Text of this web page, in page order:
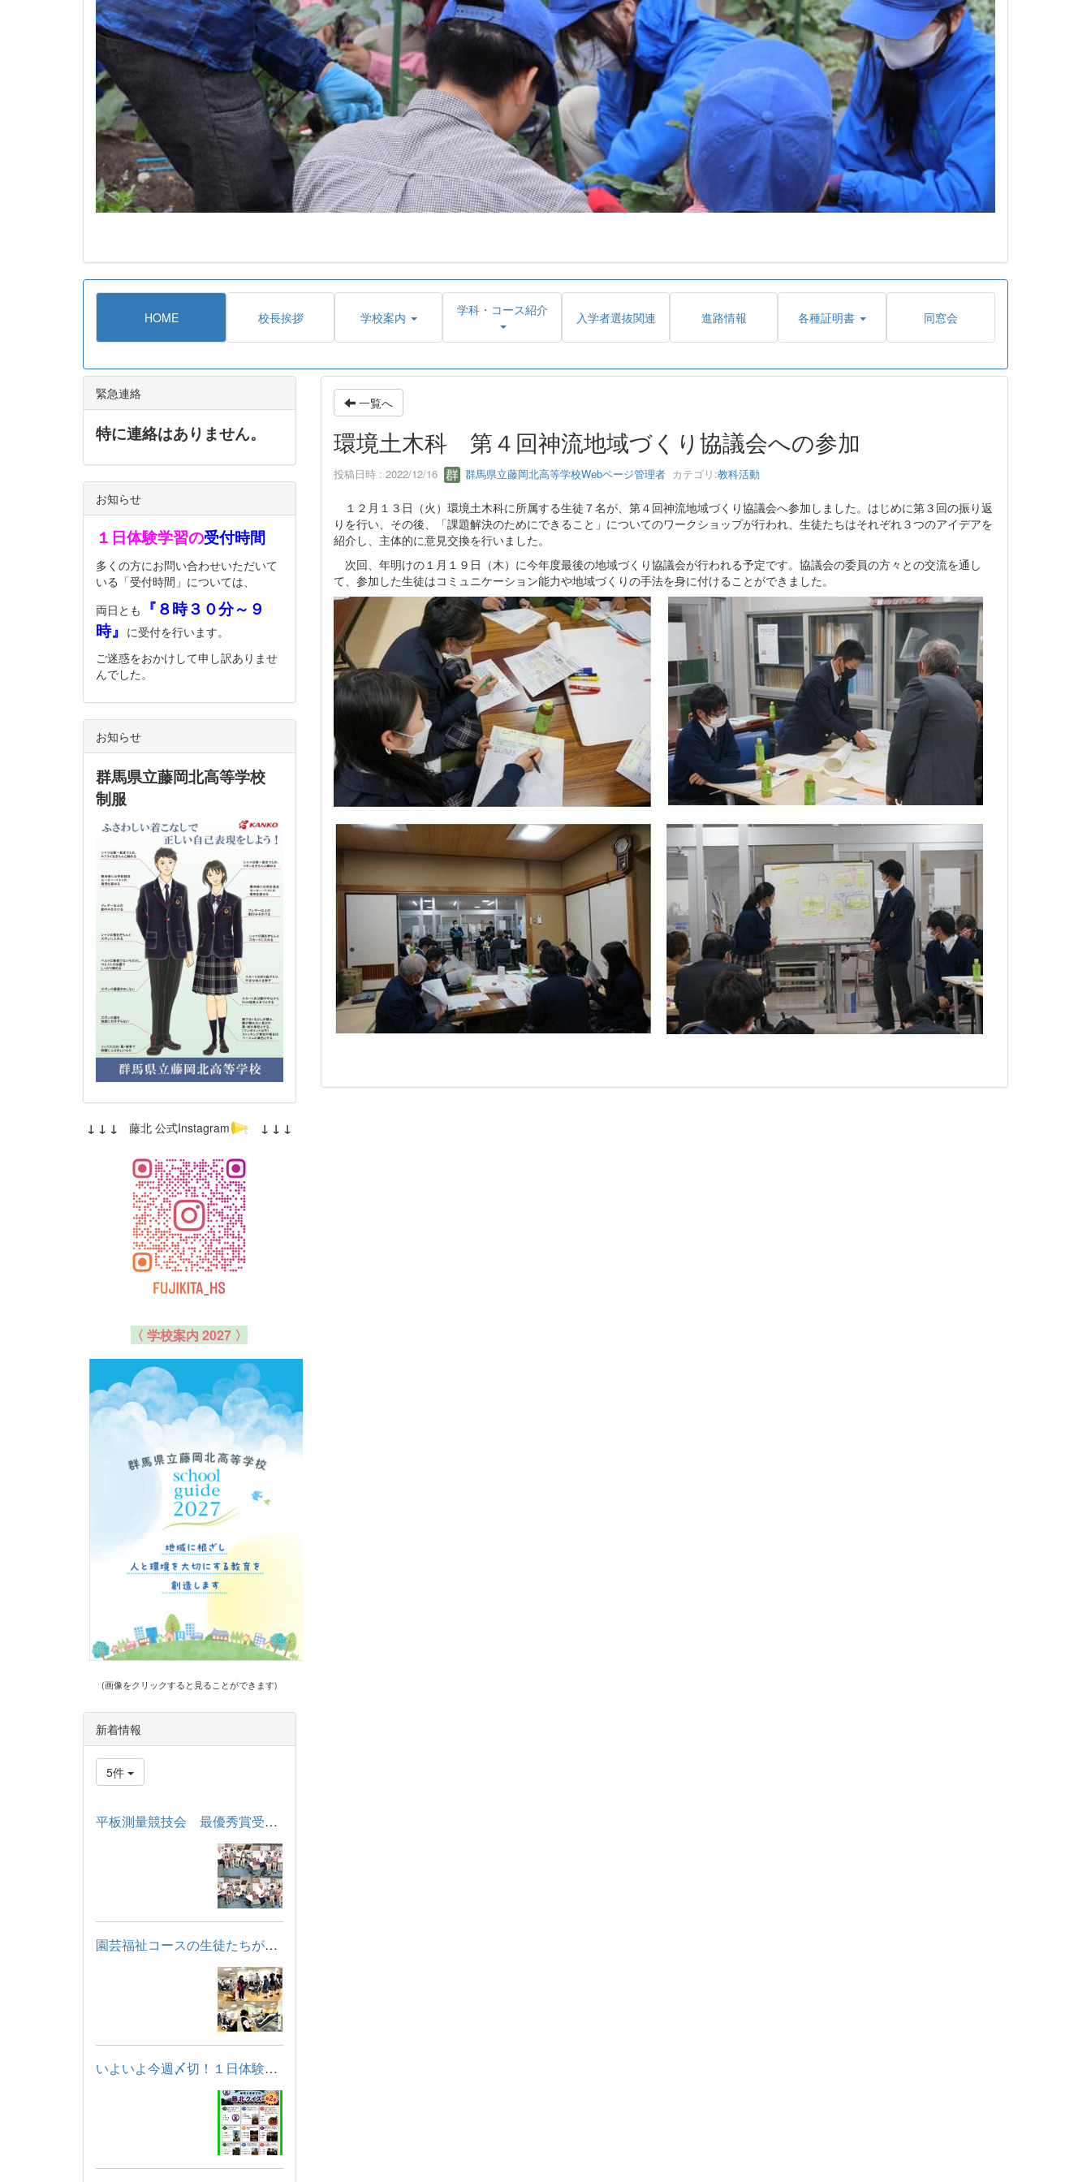
HOME 校長挨拶 学校案内 学科・コース紹介 入学者選抜関連 進路情報 各種証明書 同窓会
一覧へ
環境土木科 第４回神流地域づくり協議会への参加
投稿日時 : 2022/12/16 群馬県立藤岡北高等学校Webページ管理者カテゴリ:教科活動
１２月１３日（火）環境土木科に所属する生徒７名が、第４回神流地域づくり協議会へ参加しました。はじめに第３回の振り返
りを行い、その後、「課題解決のためにできること」についてのワークショップが行われ、生徒たちはそれぞれ３つのアイデアを
紹介し、主体的に意見交換を行いました。
次回、年明けの１月１９日（木）に今年度最後の地域づくり協議会が行われる予定です。協議会の委員の方々との交流を通し
て、参加した生徒はコミュニケーション能力や地域づくりの手法を身に付けることができました。
緊急連絡
特に連絡はありません。
お知らせ
１日体験学習の受付時間
多くの方にお問い合わせいただいて
いる「受付時間」については、
両日とも
『８時３０分～９
時』 に受付を行います。
ご迷惑をおかけして申し訳ありませ
んでした。
お知らせ
群馬県立藤岡北高等学校
制服
↓ ↓ ↓藤北 公式Instagram ↓ ↓ ↓
〈 学校案内 2027 〉
(画像をクリックすると見ることができます)
新着情報
5件
平板測量競技会 最優秀賞受賞！
園芸福祉コースの生徒たちが「福祉用具・住宅モデルルーム見学」...
いよいよ今週〆切！１日体験学習に申し込もう！